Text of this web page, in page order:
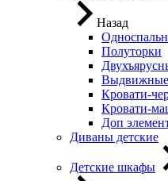
Назад
Полуторки
Выдвижные
Кровати-
Кровати-
Доп
Диваны детские
Детские шкафы